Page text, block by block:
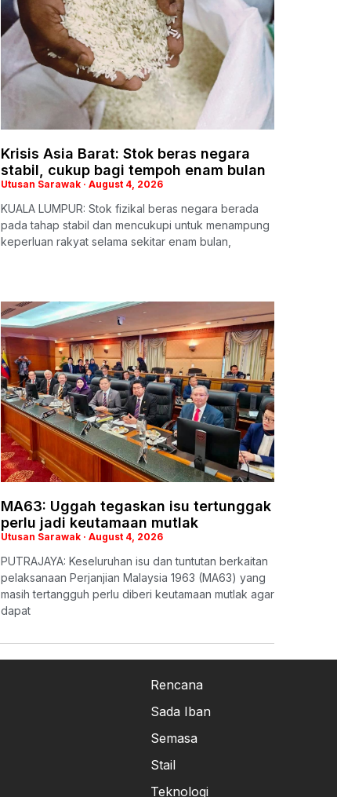
Krisis Asia Barat: Stok beras negara
stabil, cukup bagi tempoh enam bulan
Utusan Sarawak August 4, 2026
KUALA LUMPUR: Stok fizikal beras negara berada
pada tahap stabil dan mencukupi untuk menampung
keperluan rakyat selama sekitar enam bulan,
MA63: Uggah tegaskan isu tertunggak
perlu jadi keutamaan mutlak
Utusan Sarawak August 4, 2026
​PUTRAJAYA: Keseluruhan isu dan tuntutan berkaitan
pelaksanaan Perjanjian Malaysia 1963 (MA63) yang
masih tertangguh perlu diberi keutamaan mutlak agar
dapat
Rencana
Sada Iban
Semasa
Stail
Teknologi